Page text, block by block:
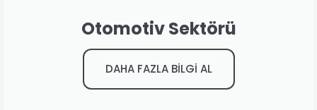
Otomotiv Sektörü
DAHA FAZLA BİLGİ AL